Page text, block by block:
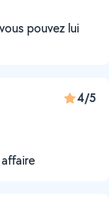
pouvez lui
4/5